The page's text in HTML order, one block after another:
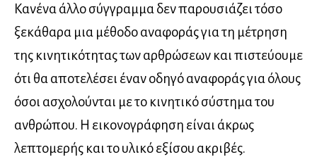
Κανένα άλλο σύγγραμμα δεν παρουσιάζει τόσο
ξεκάθαρα μια μέθοδο αναφοράς για τη μέτρηση
της κινητικότητας των αρθρώσεων και πιστεύουμε
ότι θα αποτελέσει έναν οδηγό αναφοράς για όλους
όσοι ασχολούνται με το κινητικό σύστημα του
ανθρώπου. Η εικονογράφηση είναι άκρως
λεπτομερής και το υλικό εξίσου ακριβές.